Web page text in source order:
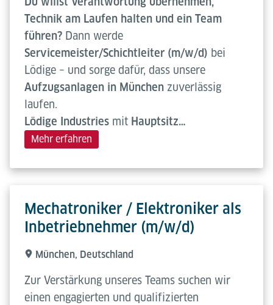
Technik am Laufen halten und ein Team
führen? Dann werde
Servicemeister/Schichtleiter (m/w/d) bei
Lödige – und sorge dafür, dass unsere
Aufzugsanlagen in München zuverlässig
laufen.
Lödige Industries mit Hauptsitz…
Mehr erfahren
Mechatroniker / Elektroniker als
Inbetriebnehmer (m/w/d)
München, Deutschland
Zur Verstärkung unseres Teams suchen wir
einen engagierten und qualifizierten